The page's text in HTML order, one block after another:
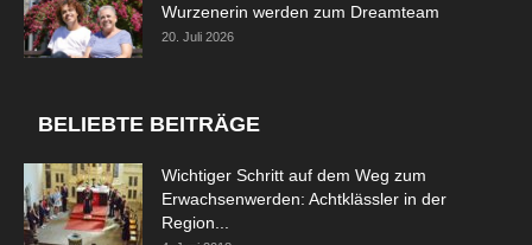
Wurzenerin werden zum Dreamteam
20. Juli 2026
BELIEBTE BEITRÄGE
Wichtiger Schritt auf dem Weg zum
Erwachsenwerden: Achtklässler in der
Region...